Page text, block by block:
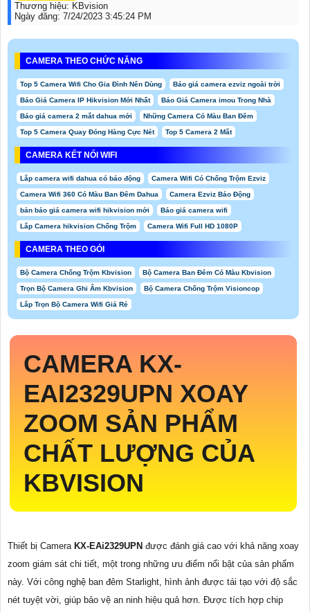
Thương hiệu: KBvision
Ngày đăng: 7/24/2023 3:45:24 PM
CAMERA THEO CHỨC NĂNG
Top 5 Camera Wifi Cho Gia Đình Nên Dùng Báo giá camera ezviz ngoài trời
Báo Giá Camera IP Hikvision Mới Nhất Báo Giá Camera imou Trong Nhà
Báo giá camera 2 mắt dahua mới Những Camera Có Màu Ban Đêm
Top 5 Camera Quay Đóng Hàng Cực Nét Top 5 Camera 2 Mắt
CAMERA KẾT NỐI WIFI
Lắp camera wifi dahua có báo động Camera Wifi Có Chống Trộm Ezviz
Camera Wifi 360 Có Màu Ban Đêm Dahua Camera Ezviz Báo Động
bản báo giá camera wifi hikvision mới Báo giá camera wifi
Lắp Camera hikvision Chống Trộm Camera Wifi Full HD 1080P
CAMERA THEO GÓI
Bộ Camera Chống Trộm Kbvision Bộ Camera Ban Đêm Có Màu Kbvision
Trọn Bộ Camera Ghi Âm Kbvision Bộ Camera Chống Trộm Visioncop
Lắp Trọn Bộ Camera Wifi Giá Rẻ
CAMERA KX-
EAI2329UPN XOAY
ZOOM SẢN PHẨM
CHẤT LƯỢNG CỦA
KBVISION
Thiết bị Camera KX-EAi2329UPN được đánh giá cao với khả năng xoay
zoom giám sát chi tiết, một trong những ưu điểm nổi bật của sản phẩm
này. Với công nghệ ban đêm Starlight, hình ảnh được tái tạo với độ sắc
nét tuyệt vời, giúp bảo vệ an ninh hiệu quả hơn. Được tích hợp chip